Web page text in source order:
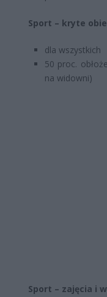
Sport – kryte
dla wszystkich
50 proc.
na widowni)
Sport – zajęcia i